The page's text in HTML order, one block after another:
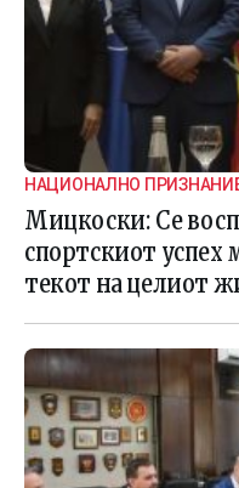
НАЦИОНАЛНО
Мицкоски: Се
спортскиот успех
текот на целиот